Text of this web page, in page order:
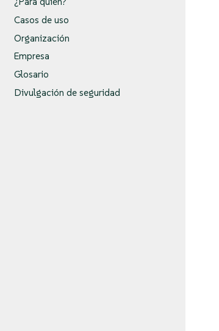
Casos de uso
Organización
Empresa
Glosario
Divulgación de seguridad